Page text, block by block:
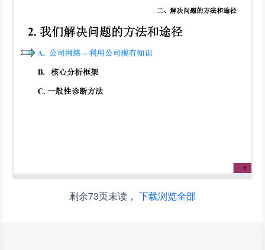
剩余73页未读， 下载浏览全部